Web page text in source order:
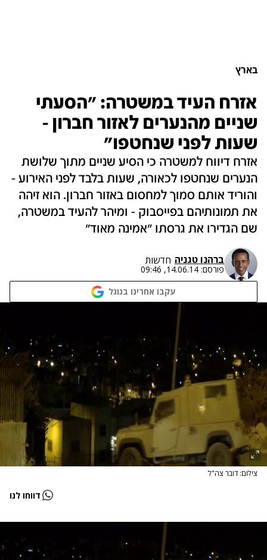
בארץ
אזרח העיד במשטרה: "הסעתי
שניים מהנערים לאזור חברון -
שעות לפני שנחטפו"
אזרח דיווח למשטרה כי הסיע שניים מתוך שלושת
הנערים שנחטפו לכאורה, שעות בלבד לפני האירוע -
והוריד אותם סמוך למחסום באזור חברון. הוא זיהה
את תמונותיהם בפייסבוק - ומיהר להעיד במשטרה,
שם הגדירו את גרסתו "אמינה מאוד"
ברהנו טגניה חדשות
פורסם: 14.06.14, 09:46
עקבו אחרינו בגוגל
צילום: דובר צה"ל
דווחו לנו